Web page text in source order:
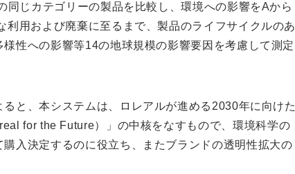
じカテゴリーの製品を比較し、環境への影響をAから
用および廃棄に至るまで、製品のライフサイクルのあ
性への影響等14の地球規模の影響要因を考慮して測定
と、本システムは、ロレアルが進める2030年に向けた
for the Future）」の中核をなすもので、環境科学の
入決定するのに役立ち、またブランドの透明性拡大の